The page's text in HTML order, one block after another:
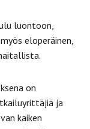
luontoon,
eloperäinen,
on
ja
kaiken